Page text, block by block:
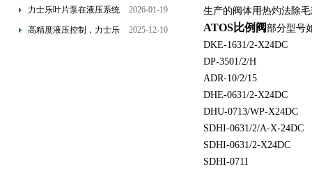
装要求：直管段、过滤器
力士乐叶片泵在液压系统
中的应用分析
2026-01-19
高精度液压控制，力士乐
2025-12-10
生产的阀体用热灼法除
ATOS比例阀部分型号
DKE-1631/2-X24DC
DP-3501/2/H
ADR-10/2/15
DHE-0631/2-X24DC
DHU-0713/WP-X24DC
SDHI-0631/2/A-X-24DC
SDHI-0631/2-X24DC
SDHI-0711